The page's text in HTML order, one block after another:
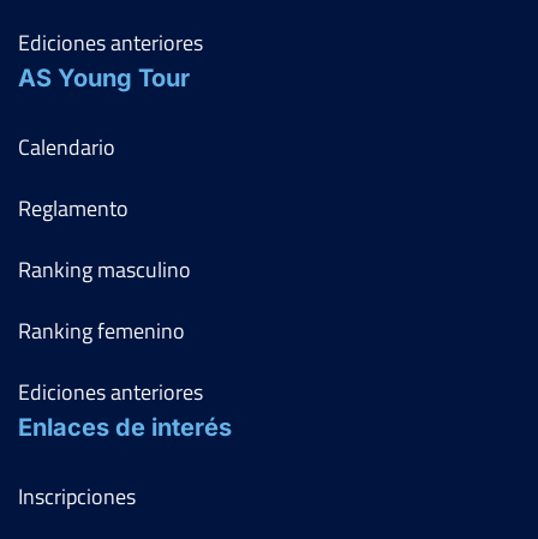
Ediciones anteriores
AS Young Tour
Calendario
Reglamento
Ranking masculino
Ranking femenino
Ediciones anteriores
Enlaces de interés
Inscripciones